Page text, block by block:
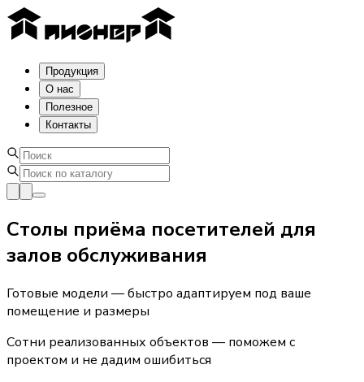
Продукция
О нас
Полезное
Контакты
Столы приёма посетителей для
залов обслуживания
Готовые модели — быстро адаптируем под ваше
помещение и размеры
Сотни реализованных объектов — поможем с
проектом и не дадим ошибиться